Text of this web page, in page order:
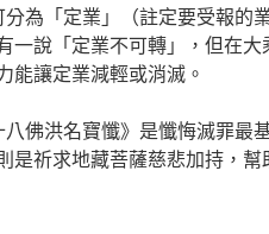
分為「定業」（註定要受報的
一說「定業不可轉」，但在
能讓定業減輕或消滅。
八佛洪名寶懺》是懺悔滅罪最
是祈求地藏菩薩慈悲加持，